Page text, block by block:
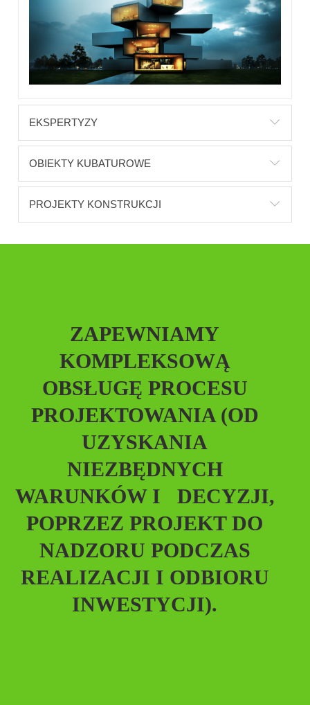
EKSPERTYZY
OBIEKTY KUBATUROWE
PROJEKTY KONSTRUKCJI
ZAPEWNIAMY
KOMPLEKSOWĄ
OBSŁUGĘ PROCESU
PROJEKTOWANIA (OD
UZYSKANIA
NIEZBĘDNYCH
WARUNKÓW I DECYZJI,
POPRZEZ PROJEKT DO
NADZORU PODCZAS
REALIZACJI I ODBIORU
INWESTYCJI).